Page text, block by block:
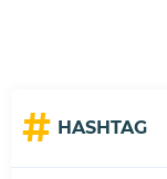
# HASHTAG